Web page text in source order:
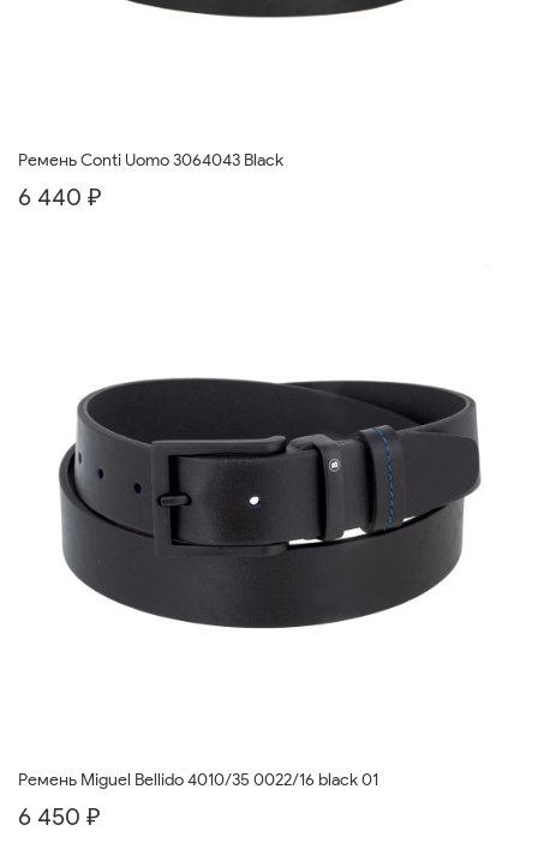
Ремень Conti Uomo 3064043 Black
6 440 ₽
Ремень Miguel Bellido 4010/35 0022/16 black 01
6 450 ₽